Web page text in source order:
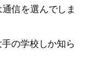
信を選んでしま
の学校しか知ら